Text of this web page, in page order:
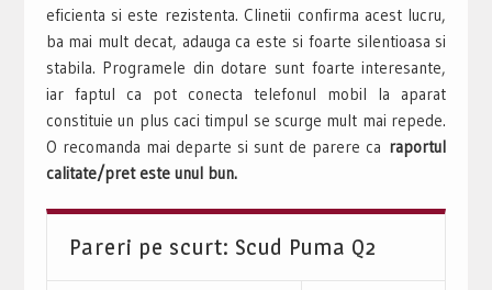
eficienta si este rezistenta. Clinetii confirma acest lucru,
ba mai mult decat, adauga ca este si foarte silentioasa si
stabila. Programele din dotare sunt foarte interesante,
iar faptul ca pot conecta telefonul mobil la aparat
constituie un plus caci timpul se scurge mult mai repede.
O recomanda mai departe si sunt de parere ca raportul
calitate/pret este unul bun.
Pareri pe scurt: Scud Puma Q2